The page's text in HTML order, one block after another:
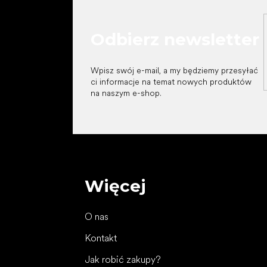
Wpisz swój e-mail, a my będziemy przesyłać
ci informacje na temat nowych produktów
na naszym e-shop.
Więcej
O nas
Kontakt
Jak robić zakupy?